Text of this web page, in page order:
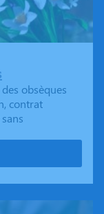
obsèques
contrat